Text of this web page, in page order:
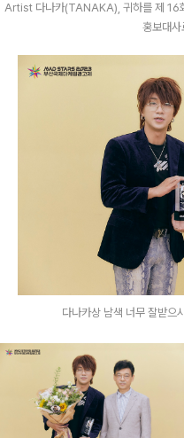
Artist 다나카(TANAKA), 귀하를 제
홍보대
다나카상 남색 너무 잘받으